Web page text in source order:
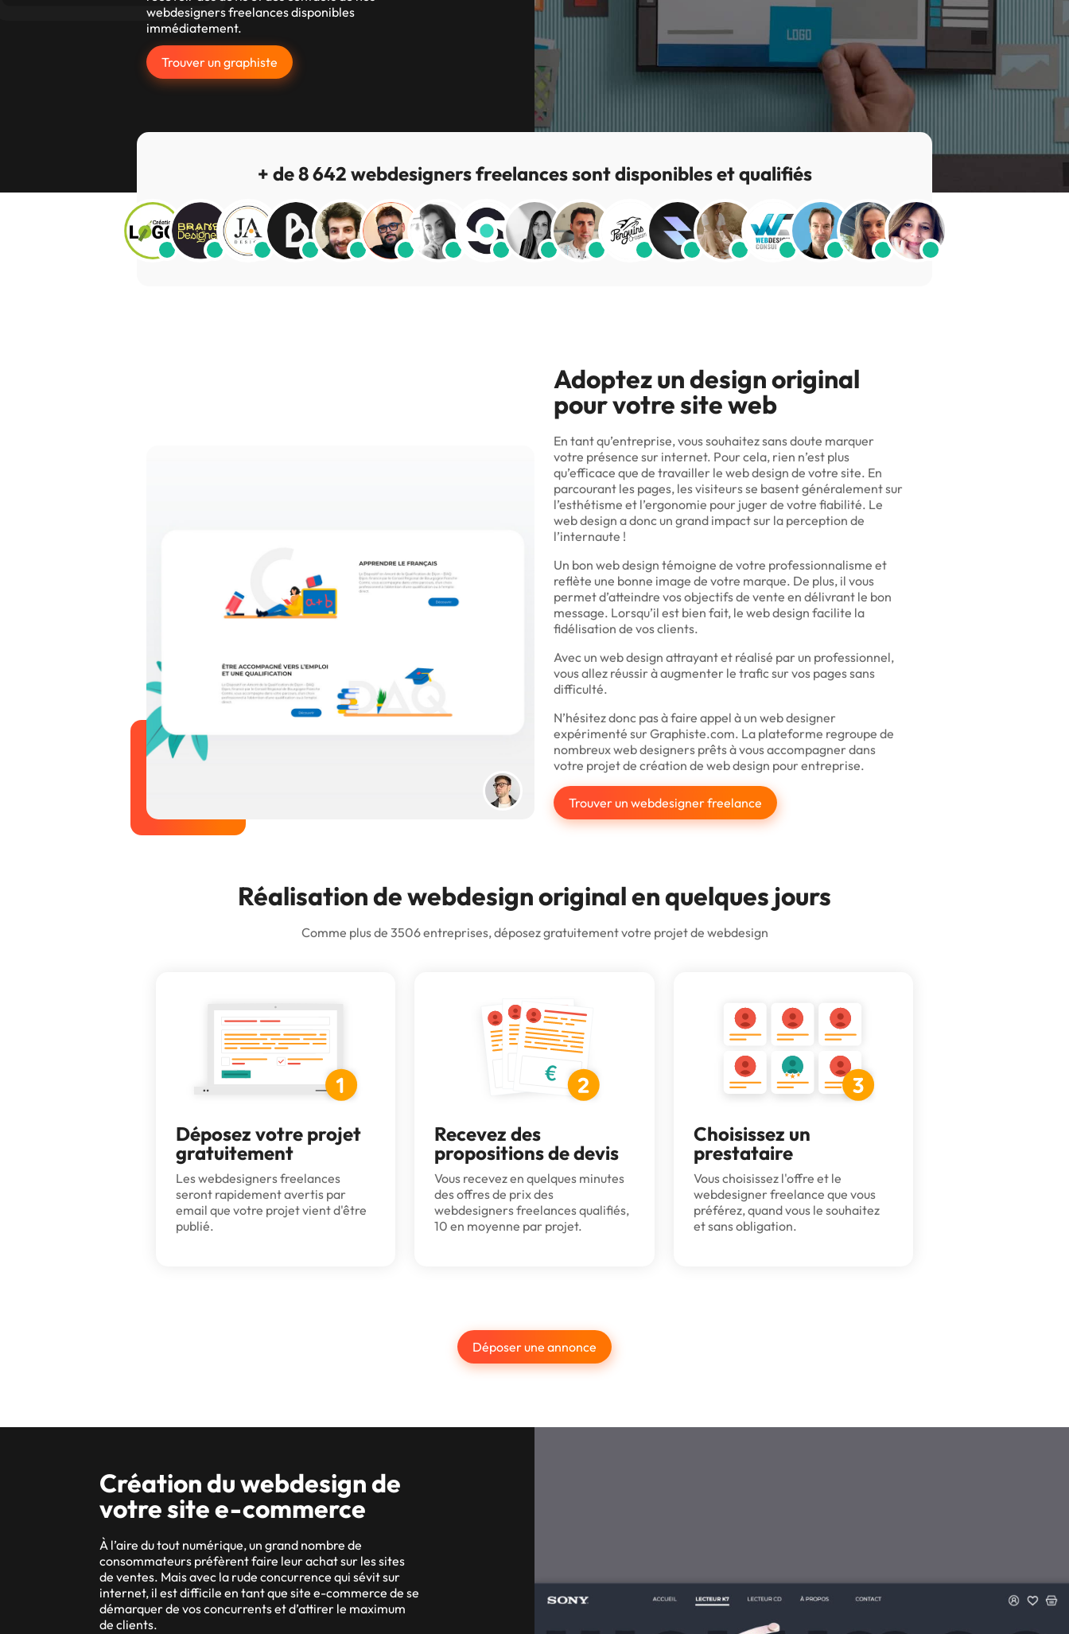
webdesigners freelances disponibles
immédiatement.
Trouver un graphiste
+ de 8 642 webdesigners freelances sont disponibles et qualifiés
Adoptez un design original
pour votre site web
En tant qu’entreprise, vous souhaitez sans doute marquer
votre présence sur internet. Pour cela, rien n’est plus
qu’efficace que de travailler le web design de votre site. En
parcourant les pages, les visiteurs se basent généralement sur
l’esthétisme et l’ergonomie pour juger de votre fiabilité. Le
web design a donc un grand impact sur la perception de
l’internaute !
Un bon web design témoigne de votre professionnalisme et
reflète une bonne image de votre marque. De plus, il vous
permet d’atteindre vos objectifs de vente en délivrant le bon
message. Lorsqu’il est bien fait, le web design facilite la
fidélisation de vos clients.
Avec un web design attrayant et réalisé par un professionnel,
vous allez réussir à augmenter le trafic sur vos pages sans
difficulté.
N’hésitez donc pas à faire appel à un web designer
expérimenté sur Graphiste.com. La plateforme regroupe de
nombreux web designers prêts à vous accompagner dans
votre projet de création de web design pour entreprise.
Trouver un webdesigner freelance
Réalisation de webdesign original en quelques jours
Comme plus de 3506 entreprises, déposez gratuitement votre projet de webdesign
Déposez votre projet
gratuitement
Les webdesigners freelances
seront rapidement avertis par
email que votre projet vient d'être
publié.
Recevez des
propositions de devis
Vous recevez en quelques minutes
des offres de prix des
webdesigners freelances qualifiés,
10 en moyenne par projet.
Choisissez un
prestataire
Vous choisissez l'offre et le
webdesigner freelance que vous
préférez, quand vous le souhaitez
et sans obligation.
Déposer une annonce
Création du webdesign de
votre site e-commerce
À l’aire du tout numérique, un grand nombre de
consommateurs préfèrent faire leur achat sur les sites
de ventes. Mais avec la rude concurrence qui sévit sur
internet, il est difficile en tant que site e-commerce de se
démarquer de vos concurrents et d’attirer le maximum
de clients.